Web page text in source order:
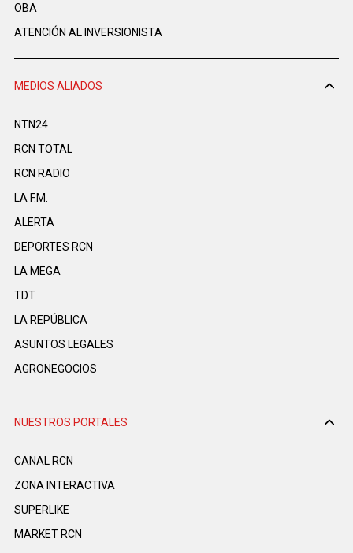
OBA
ATENCIÓN AL INVERSIONISTA
MEDIOS ALIADOS
NTN24
RCN TOTAL
RCN RADIO
LA F.M.
ALERTA
DEPORTES RCN
LA MEGA
TDT
LA REPÚBLICA
ASUNTOS LEGALES
AGRONEGOCIOS
NUESTROS PORTALES
CANAL RCN
ZONA INTERACTIVA
SUPERLIKE
MARKET RCN